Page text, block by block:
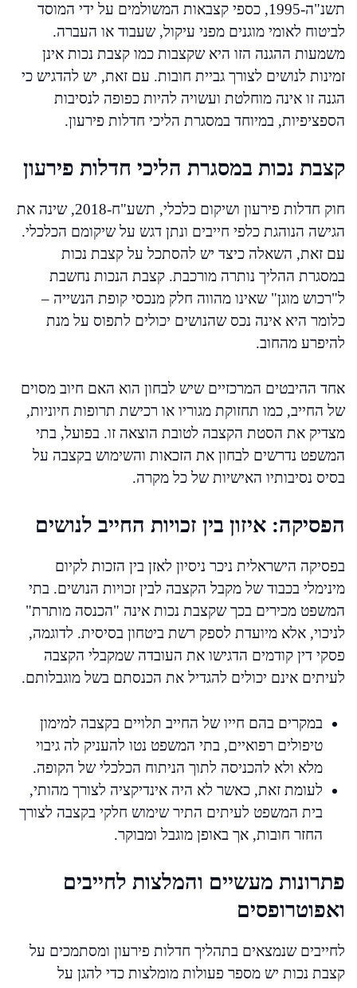
תשנ"ה-1995, כספי קצבאות המשולמים על ידי המוסד
לביטוח לאומי מוגנים מפני עיקול, שעבוד או העברה.
משמעות ההגנה הזו היא שקצבות כמו קצבת נכות אינן
זמינות לנושים לצורך גביית חובות. עם זאת, יש להדגיש כי
הגנה זו אינה מוחלטת ועשויה להיות כפופה לנסיבות
הספציפיות, במיוחד במסגרת הליכי חדלות פירעון.
קצבת נכות במסגרת הליכי חדלות פירעון
חוק חדלות פירעון ושיקום כלכלי, תשע"ח-2018, שינה את
הגישה הנוהגת כלפי חייבים ונתן דגש על שיקומם הכלכלי.
עם זאת, השאלה כיצד יש להסתכל על קצבת נכות
במסגרת ההליך נותרה מורכבת. קצבת הנכות נחשבת
ל"רכוש מוגן" שאינו מהווה חלק מנכסי קופת הנשייה –
כלומר היא אינה נכס שהנושים יכולים לתפוס על מנת
להיפרע מהחוב.
אחד ההיבטים המרכזיים שיש לבחון הוא האם חיוב מסוים
של החייב, כמו תחזוקת מגוריו או רכישת תרופות חיוניות,
מצדיק את הסטת הקצבה לטובת הוצאה זו. בפועל, בתי
המשפט נדרשים לבחון את הזכאות והשימוש בקצבה על
בסיס נסיבותיו האישיות של כל מקרה.
הפסיקה: איזון בין זכויות החייב לנושים
בפסיקה הישראלית ניכר ניסיון לאזן בין הזכות לקיום
מינימלי בכבוד של מקבל הקצבה לבין זכויות הנושים. בתי
המשפט מכירים בכך שקצבת נכות אינה "הכנסה מותרת"
לניכוי, אלא מיועדת לספק רשת ביטחון בסיסית. לדוגמה,
פסקי דין קודמים הדגישו את העובדה שמקבלי הקצבה
לעיתים אינם יכולים להגדיל את הכנסתם בשל מוגבלותם.
במקרים בהם חייו של החייב תלויים בקצבה למימון
טיפולים רפואיים, בתי המשפט נטו להעניק לה גיבוי
מלא ולא להכניסה לתוך הניתוח הכלכלי של הקופה.
לעומת זאת, כאשר לא היה אינדיקציה לצורך מהותי,
בית המשפט לעיתים התיר שימוש חלקי בקצבה לצורך
החזר חובות, אך באופן מוגבל ומבוקר.
פתרונות מעשיים והמלצות לחייבים
ואפוטרופסים
לחייבים שנמצאים בתהליך חדלות פירעון ומסתמכים על
קצבת נכות יש מספר פעולות מומלצות כדי להגן על